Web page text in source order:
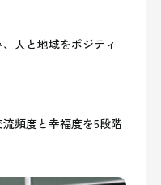
人と地域をポジティ
頻度と幸福度を5段階